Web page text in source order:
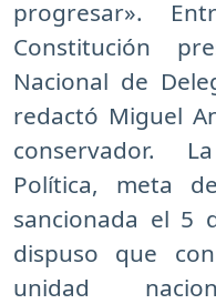
progresar».
Constitución
Nacional de
redactó Miguel
conservador.
Política, meta
sancionada el 5
dispuso que
unidad